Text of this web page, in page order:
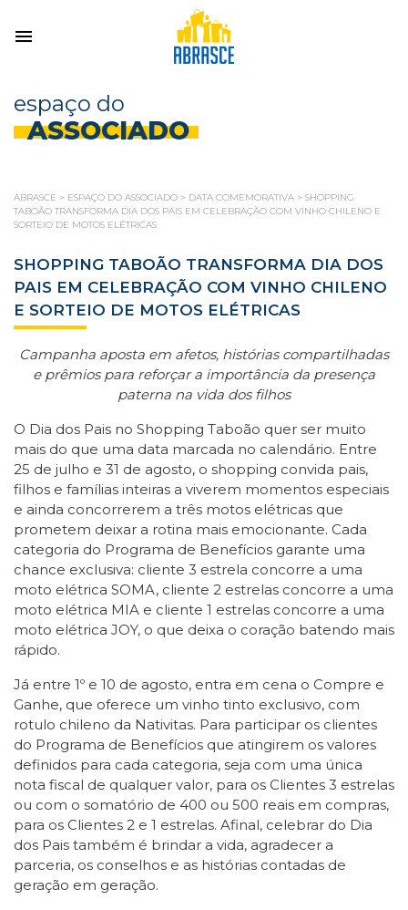
espaço do
ASSOCIADO
ABRASCE > ESPAÇO DO ASSOCIADO > DATA COMEMORATIVA > SHOPPING
TABOÃO TRANSFORMA DIA DOS PAIS EM CELEBRAÇÃO COM VINHO CHILENO E
SORTEIO DE MOTOS ELÉTRICAS
SHOPPING TABOÃO TRANSFORMA DIA DOS
PAIS EM CELEBRAÇÃO COM VINHO CHILENO
E SORTEIO DE MOTOS ELÉTRICAS
Campanha aposta em afetos, histórias compartilhadas
e prêmios para reforçar a importância da presença
paterna na vida dos filhos
O Dia dos Pais no Shopping Taboão quer ser muito
mais do que uma data marcada no calendário. Entre
25 de julho e 31 de agosto, o shopping convida pais,
filhos e famílias inteiras a viverem momentos especiais
e ainda concorrerem a três motos elétricas que
prometem deixar a rotina mais emocionante. Cada
categoria do Programa de Benefícios garante uma
chance exclusiva: cliente 3 estrela concorre a uma
moto elétrica SOMA, cliente 2 estrelas concorre a uma
moto elétrica MIA e cliente 1 estrelas concorre a uma
moto elétrica JOY, o que deixa o coração batendo mais
rápido.
Já entre 1º e 10 de agosto, entra em cena o Compre e
Ganhe, que oferece um vinho tinto exclusivo, com
rotulo chileno da Nativitas. Para participar os clientes
do Programa de Benefícios que atingirem os valores
definidos para cada categoria, seja com uma única
nota fiscal de qualquer valor, para os Clientes 3 estrelas
ou com o somatório de 400 ou 500 reais em compras,
para os Clientes 2 e 1 estrelas. Afinal, celebrar do Dia
dos Pais também é brindar a vida, agradecer a
parceria, os conselhos e as histórias contadas de
geração em geração.